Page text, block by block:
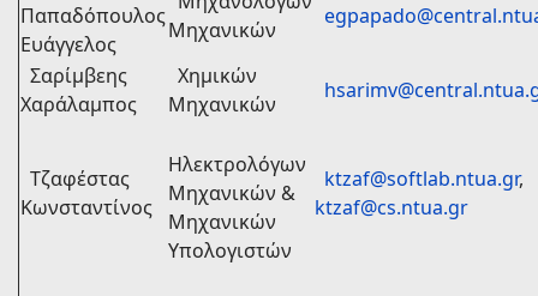
Παπαδόπουλος
Ευάγγελος
Μηχανικών
Σαρίμβεης
Χαράλαμπος
Χημικών
Μηχανικών
Τζαφέστας
Κωνσταντίνος
Ηλεκτρολόγων
Μηχανικών &
Μηχανικών
Υπολογιστών
ktzaf@softlab.ntua.gr,
ktzaf@cs.ntua.gr